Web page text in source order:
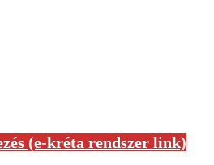
(e-kréta rendszer link)